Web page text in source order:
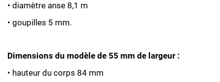
• diamètre anse 8,1 m
• goupilles 5 mm.
Dimensions du modèle de 55 mm de largeur :
• hauteur du corps 84 mm